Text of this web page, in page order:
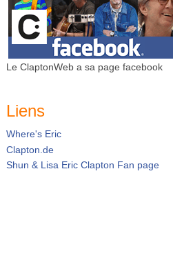
Le ClaptonWeb a sa page facebook
Liens
Where's Eric
Clapton.de
Shun & Lisa Eric Clapton Fan page